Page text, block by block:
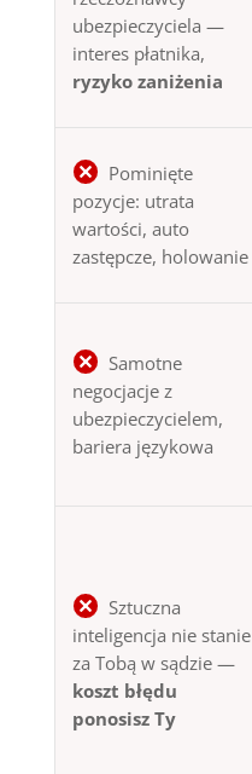
ubezpieczyciela —
interes płatnika,
ryzyko zaniżenia
Pominięte
pozycje: utrata
wartości, auto
zastępcze, holowanie
Samotne
negocjacje z
ubezpieczycielem,
bariera językowa
Sztuczna
inteligencja nie stanie
za Tobą w sądzie —
koszt błędu
ponosisz Ty